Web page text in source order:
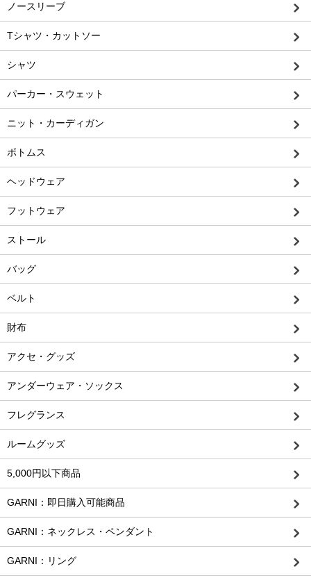
ノースリーブ
Tシャツ・カットソー
シャツ
パーカー・スウェット
ニット・カーディガン
ボトムス
ヘッドウェア
フットウェア
ストール
バッグ
ベルト
財布
アクセ・グッズ
アンダーウェア・ソックス
フレグランス
ルームグッズ
5,000円以下商品
GARNI：即日購入可能商品
GARNI：ネックレス・ペンダント
GARNI：リング